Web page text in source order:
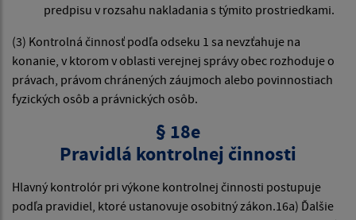
predpisu v rozsahu nakladania s týmito prostriedkami.
(3) Kontrolná činnosť podľa odseku 1 sa nevzťahuje na
konanie, v ktorom v oblasti verejnej správy obec rozhoduje o
právach, právom chránených záujmoch alebo povinnostiach
fyzických osôb a právnických osôb.
§ 18e
Pravidlá kontrolnej činnosti
Hlavný kontrolór pri výkone kontrolnej činnosti postupuje
podľa pravidiel, ktoré ustanovuje osobitný zákon.16a) Ďalšie